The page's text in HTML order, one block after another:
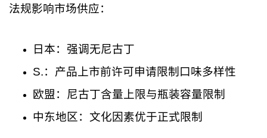
法规影响市场供应：
日本：强调无尼古丁
S.：产品上市前许可申请限制口味多样性
欧盟：尼古丁含量上限与瓶装容量限制
中东地区：文化因素优于正式限制